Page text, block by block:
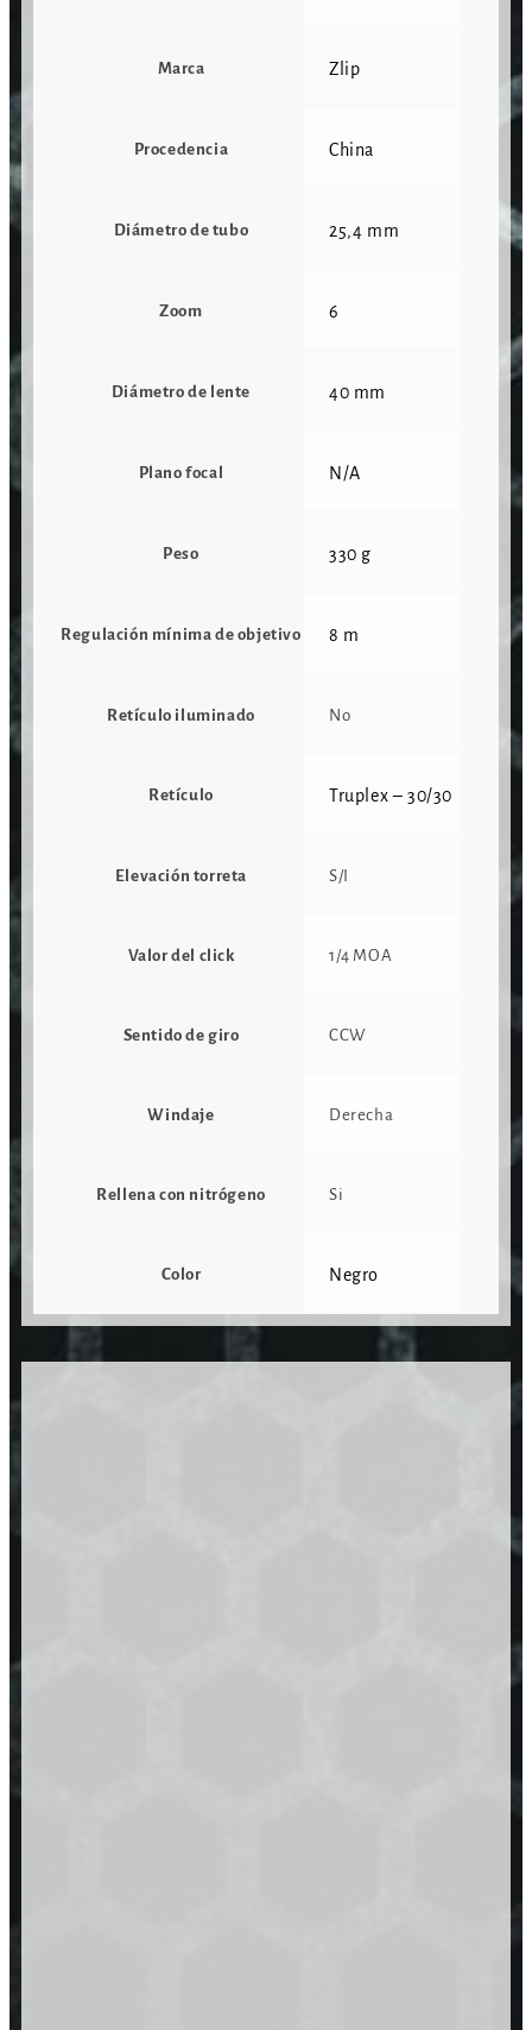
Marca Zlip
Procedencia China
Diámetro de tubo 25,4 mm
Zoom 6
Diámetro de lente 40 mm
Plano focal N/A
Peso 330 g
Regulación mínima de objetivo 8 m
Retículo iluminado No
Retículo Truplex – 30/30
Elevación torreta S/I
Valor del click 1/4 MOA
Sentido de giro CCW
Windaje Derecha
Rellena con nitrógeno Si
Color Negro